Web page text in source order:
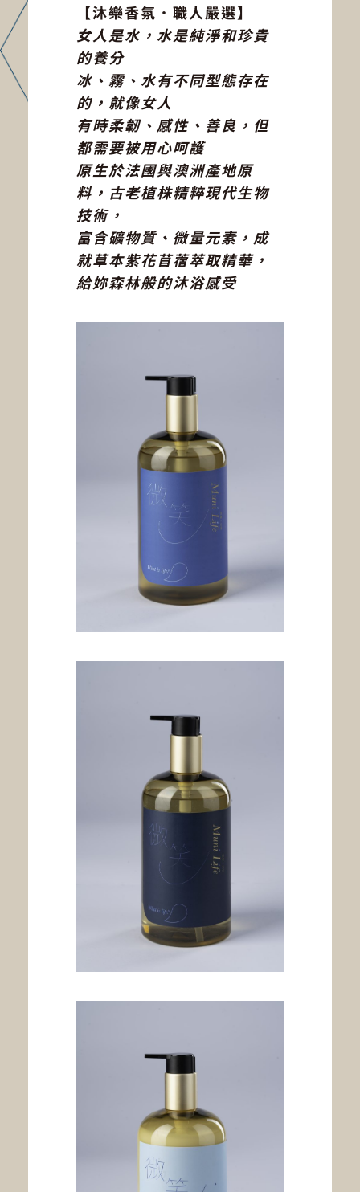
【沐樂香氛．職人嚴選】
女人是水，水是純淨和珍貴
的養分
冰、霧、水有不同型態存在
的，就像女人
有時柔韌、感性、善良，但
都需要被用心呵護
原生於法國與澳洲產地原
料，古老植株精粹現代生物
技術，
富含礦物質、微量元素，成
就草本紫花苜蓿萃取精華，
給妳森林般的沐浴感受